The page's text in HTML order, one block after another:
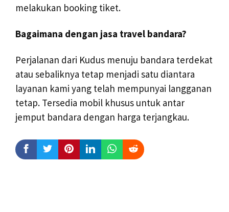
melakukan booking tiket.
Bagaimana dengan jasa travel bandara?
Perjalanan dari Kudus menuju bandara terdekat
atau sebaliknya tetap menjadi satu diantara
layanan kami yang telah mempunyai langganan
tetap. Tersedia mobil khusus untuk antar
jemput bandara dengan harga terjangkau.